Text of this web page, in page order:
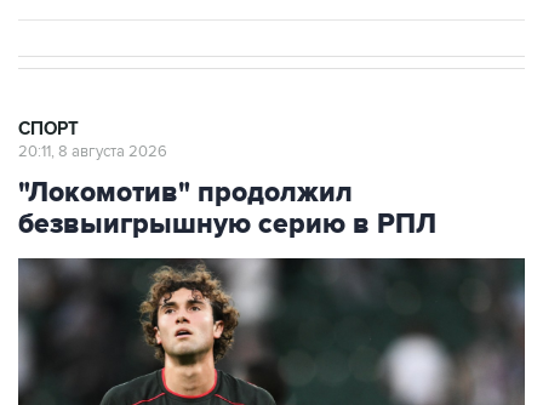
СПОРТ
20:11, 8 августа 2026
"Локомотив" продолжил
безвыигрышную серию в РПЛ